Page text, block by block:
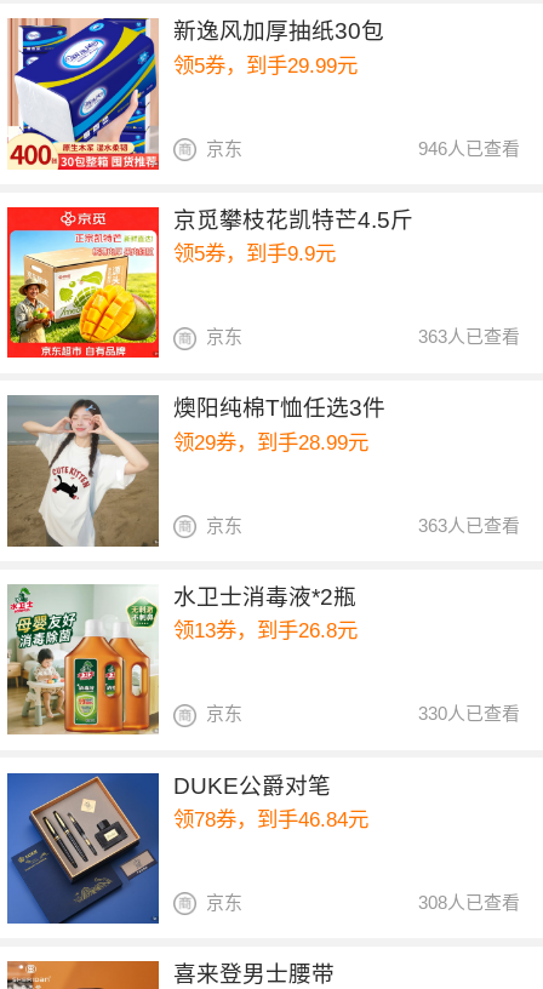
新逸风加厚抽纸30包
领5券，到手29.99元
946人已查看
京东
京觅攀枝花凯特芒4.5斤
领5券，到手9.9元
363人已查看
京东
燠阳纯棉T恤任选3件
领29券，到手28.99元
363人已查看
京东
水卫士消毒液*2瓶
领13券，到手26.8元
330人已查看
京东
DUKE公爵对笔
领78券，到手46.84元
308人已查看
京东
喜来登男士腰带